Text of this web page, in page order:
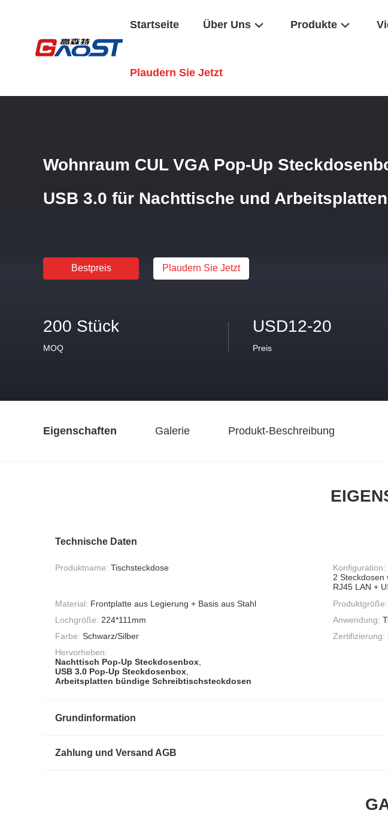
Startseite Über Uns Produkte
Plaudern Sie Jetzt
Wohnraum CUL VGA Pop-Up
USB 3.0 für Nachttische und Arbeitsplatten
Bestpreis Plaudern Sie Jetzt
200 Stück
MOQ
USD12-20
Preis
Eigenschaften Galerie Produkt-Beschreibung
Technische Daten
Produktname: Tischsteckdose
Konfiguration:
2 Steckdosen
RJ45 LAN +
Material: Frontplatte aus Legierung + Basis aus Stahl Produktgröße:
Lochgröße: 224*111mm Anwendung:
Farbe: Schwarz/Silber Zertifizierung:
Hervorheben:
Nachttisch Pop-Up Steckdosenbox,
USB 3.0 Pop-Up Steckdosenbox,
Arbeitsplatten bündige Schreibtischsteckdosen
Grundinformation
Zahlung und Versand AGB